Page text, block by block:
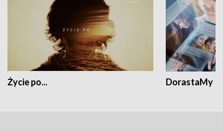
Życie po... DorastaMy